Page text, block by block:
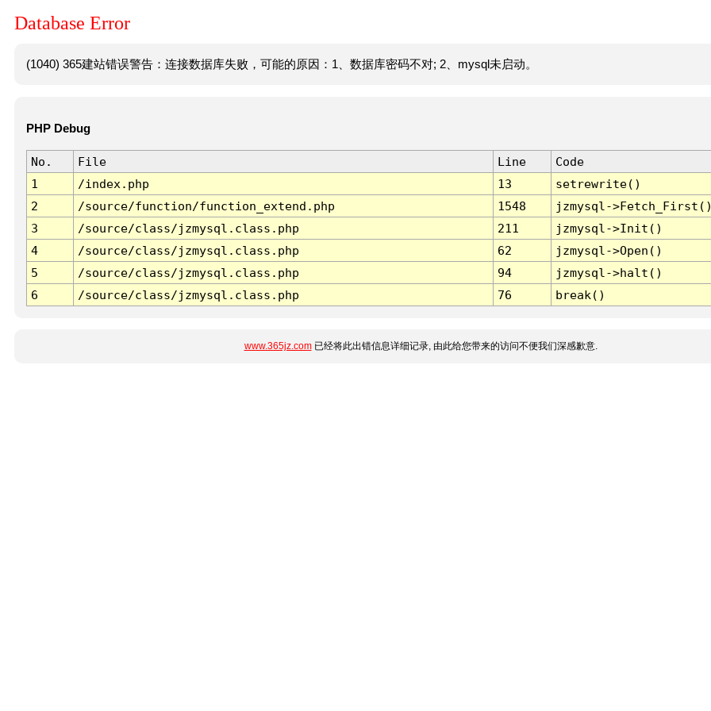
Database Error
(1040) 365建站错误警告：连接数据库失败，可能的原因：1、数据库密码不对; 2、mysql未启动。
PHP Debug
No. File Line
Code
1
/index.php 13
setrewrite()
2
/source/function/function_extend.php 1548
jzmysql-
3
/source/class/jzmysql.class.php 211
jzmysql->Init()
4
/source/class/jzmysql.class.php 62
jzmysql->Open()
5
/source/class/jzmysql.class.php 94
jzmysql->halt()
6
/source/class/jzmysql.class.php 76 break()
www.365jz.com已经将此出错信息详细记录, 由此给您带来的访问不便我们深感歉意.